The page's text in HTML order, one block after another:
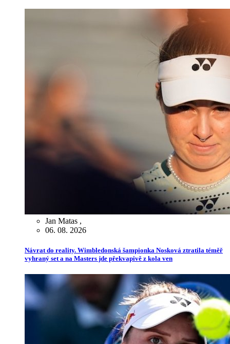
Jan Matas ,
06. 08. 2026
Návrat do reality. Wimbledonská šampionka Nosková ztratila téměř
vyhraný set a na Masters jde překvapivě z kola ven